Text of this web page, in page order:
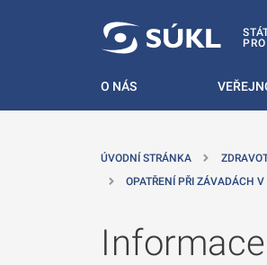
O NÁS
ÚVODNÍ STRÁNKA
OPATŘENÍ PŘI ZÁVADÁCH